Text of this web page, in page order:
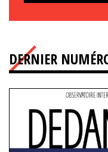
DERNIER